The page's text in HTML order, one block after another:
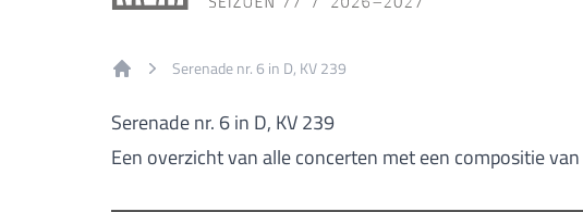
Serenade nr. 6 in D, KV 239
Serenade nr. 6 in D, KV 239
Een overzicht van alle concerten met een compositie